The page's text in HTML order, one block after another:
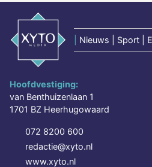
Nieuws | Sport |
Hoofdvestiging:
van Benthuizenlaan 1
1701 BZ Heerhugowaard
072 8200 600
redactie@xyto.nl
www.xyto.nl